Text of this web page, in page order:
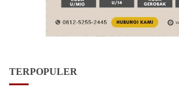
TERPOPULER